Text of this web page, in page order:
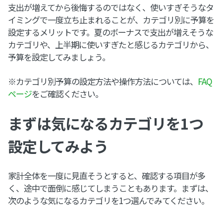
支出が増えてから後悔するのではなく、使いすぎそうなタ
イミングで一度立ち止まれることが、カテゴリ別に予算を
設定するメリットです。夏のボーナスで支出が増えそうな
カテゴリや、上半期に使いすぎたと感じるカテゴリから、
予算を設定してみましょう。
※カテゴリ別予算の設定方法や操作方法については、 FAQ
ページをご確認ください。
まずは気になるカテゴリを1つ
設定してみよう
家計全体を一度に見直そうとすると、確認する項目が多
く、途中で面倒に感じてしまうこともあります。まずは、
次のような気になるカテゴリを1つ選んでみてください。